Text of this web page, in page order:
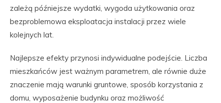
zależą późniejsze wydatki, wygoda użytkowania oraz
bezproblemowa eksploatacja instalacji przez wiele
kolejnych lat.
Najlepsze efekty przynosi indywidualne podejście. Liczba
mieszkańców jest ważnym parametrem, ale równie duże
znaczenie mają warunki gruntowe, sposób korzystania z
domu, wyposażenie budynku oraz możliwość